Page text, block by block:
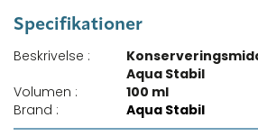
Specifikationer
Beskrivelse :
Aqua Stabil
Volumen :
100 ml
Brand :
Aqua Stabil